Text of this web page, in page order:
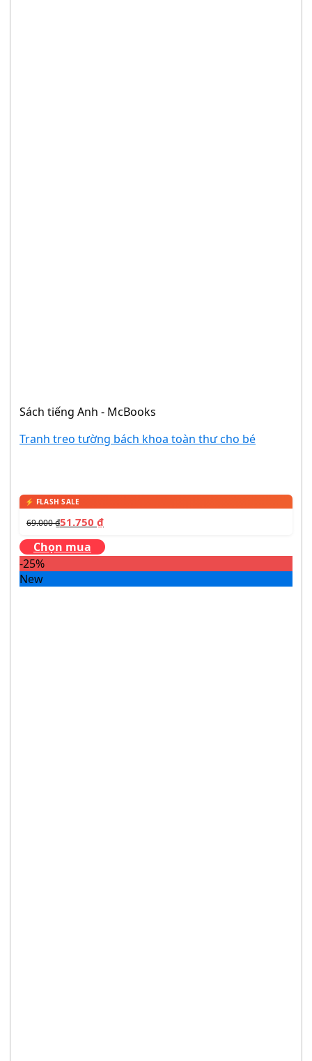
Sách tiếng Anh - McBooks
Tranh treo tường bách khoa toàn thư cho bé
69.000₫51.750 ₫
Chọn mua
-25%
New